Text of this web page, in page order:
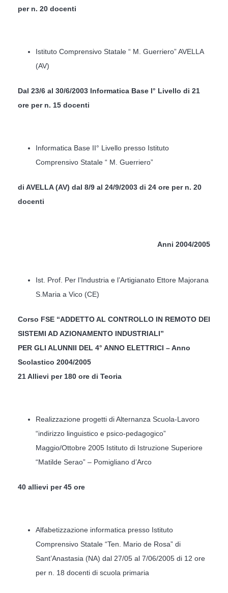
per n. 20 docenti
Istituto Comprensivo Statale “ M. Guerriero” AVELLA
(AV)
Dal 23/6 al 30/6/2003 Informatica Base I° Livello di 21
ore per n. 15 docenti
Informatica Base II° Livello presso Istituto
Comprensivo Statale “ M. Guerriero”
di AVELLA (AV) dal 8/9 al 24/9/2003 di 24 ore per n. 20
docenti
Anni 2004/2005
Ist. Prof. Per l’Industria e l’Artigianato Ettore Majorana
S.Maria a Vico (CE)
Corso FSE “ADDETTO AL CONTROLLO IN REMOTO DEI
SISTEMI AD AZIONAMENTO INDUSTRIALI”
PER GLI ALUNNII DEL 4° ANNO ELETTRICI – Anno
Scolastico 2004/2005
21 Allievi per 180 ore di Teoria
Realizzazione progetti di Alternanza Scuola-Lavoro
“indirizzo linguistico e psico-pedagogico”
Maggio/Ottobre 2005 Istituto di Istruzione Superiore
“Matilde Serao” – Pomigliano d’Arco
40 allievi per 45 ore
Alfabetizzazione informatica presso Istituto
Comprensivo Statale “Ten. Mario de Rosa” di
Sant’Anastasia (NA) dal 27/05 al 7/06/2005 di 12 ore
per n. 18 docenti di scuola primaria